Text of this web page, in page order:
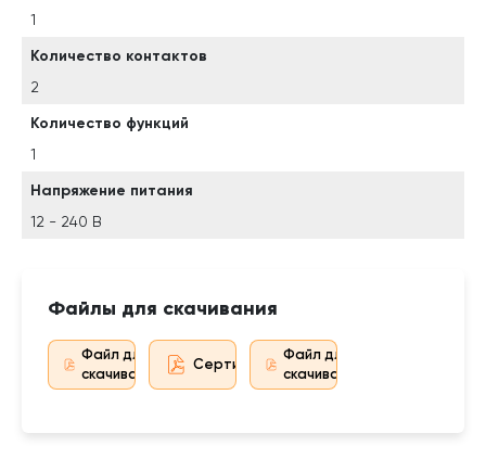
1
Количество контактов
2
Количество функций
1
Напряжение питания
12 - 240 В
Файлы для скачивания
Файл для
скачивания
Сертификат дистрибьютора
Файл для
скачивания